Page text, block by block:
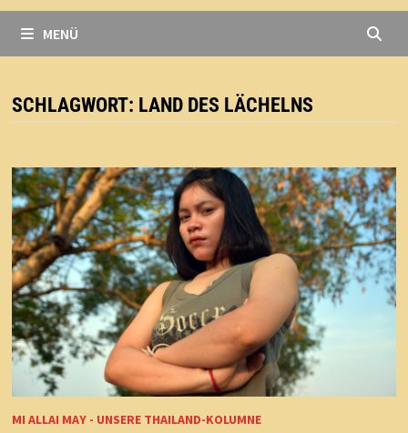
MENÜ
SCHLAGWORT: LAND DES LÄCHELNS
MI ALLAI MAY - UNSERE THAILAND-KOLUMNE